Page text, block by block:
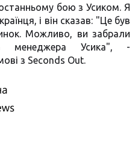
бою з Усиком. Я
і він сказав: "Це був
Можливо, ви забрали
менеджера Усика", -
з Seconds Out.